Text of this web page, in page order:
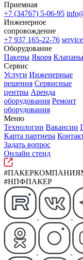
Приемная
+7 (34767) 5-06-95
Инженерное
сопровождение
+7 937 165-22-76
Оборудование
Пакеры Якоря Клапаны
Сервис
Услуги Инженерные
решения Сервисные
центры Аренда
оборудования Ремонт
оборудования
Меню
Технологии Вакансии
Карта партнера
Задать вопрос
Онлайн стенд
#НПФПАКЕР